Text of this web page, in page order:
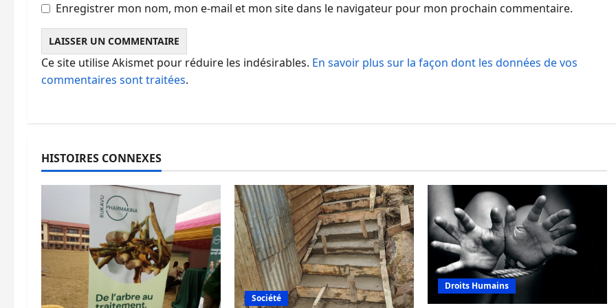
Enregistrer mon nom, mon e-mail et mon site dans le navigateur pour mon prochain commentaire.
Ce site utilise Akismet pour réduire les indésirables. En savoir plus sur la façon dont les données de vos
commentaires sont traitées.
HISTOIRES CONNEXES
Société
Droits Humains